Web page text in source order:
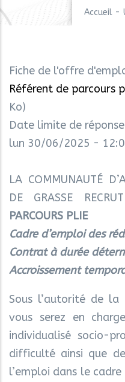
Accueil -
Fiche de l'offre
Référent de parcours
Ko)
Date limite de réponse
lun 30/06/2025 -
LA COMMUNAUTÉ
DE GRASSE
PARCOURS PLIE
Cadre d’emploi des
Contrat à durée
Accroissement
Sous l’autorité de la
vous serez en
individualisé socio-
difficulté ainsi que
l’emploi dans le